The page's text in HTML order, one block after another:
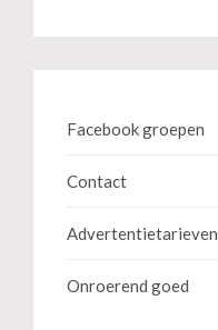
Facebook groepen
Contact
Advertentietarieven
Onroerend goed